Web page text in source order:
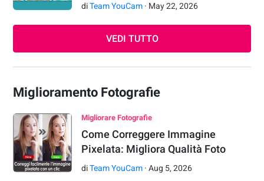
diTeam YouCam · May 22,2026
VEDI TUTTO
Miglioramento Fotografie
Migliorare Fotografie
Come Correggere Immagine
Pixelata: Migliora Qualità Foto
diTeam YouCam ·Aug 5,2026